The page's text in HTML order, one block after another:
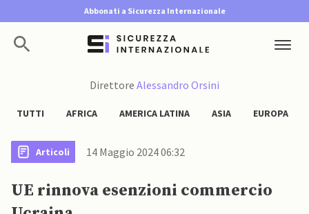
Abbonati a Sicurezza Internazionale
Direttore Alessandro Orsini
TUTTI AFRICA AMERICA LATINA ASIA EUROPA
Articoli 14 Maggio 2024 06:32
UE rinnova esenzioni commercio